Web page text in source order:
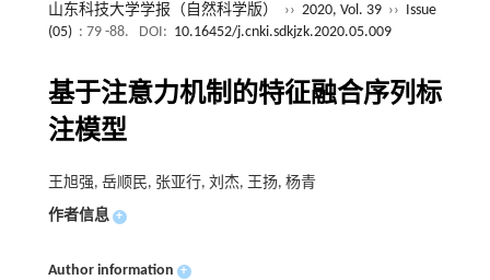
山东科技大学学报（自然科学版） ›› 2020, Vol. 39 ›› Issue
(05) : 79 -88. DOI: 10.16452/j.cnki.sdkjzk.2020.05.009
基于注意力机制的特征融合序列标
注模型
王旭强, 岳顺民, 张亚行, 刘杰, 王扬, 杨青
作者信息 +
Author information +